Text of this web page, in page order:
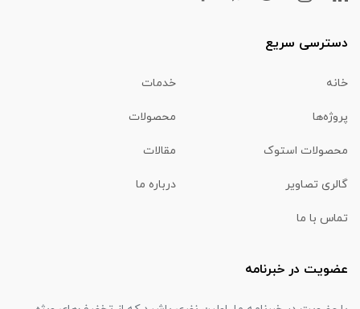
دسترسی سریع
خانه خدمات
پروژه‌ها محصولات
محصولات استوک مقالات
گالری تصاویر درباره ما
تماس با ما
عضویت در خبرنامه